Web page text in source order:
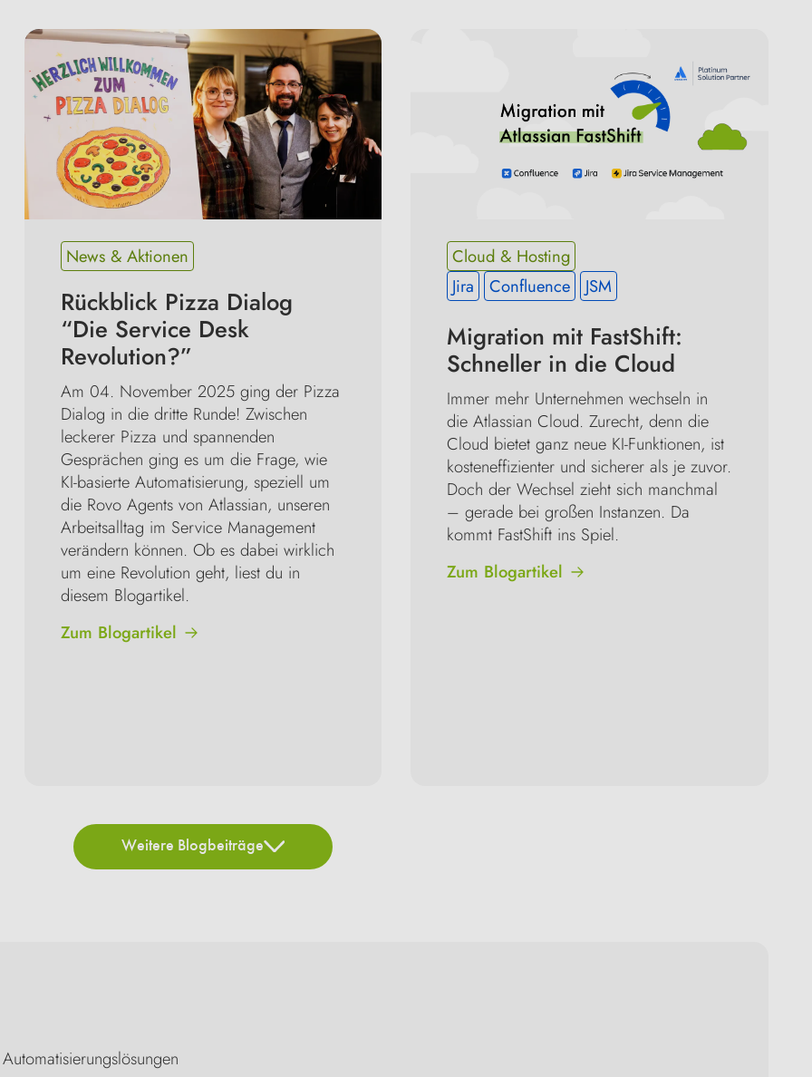
News & Aktionen
Rückblick Pizza Dialog
“Die Service Desk
Revolution?”
Am 04. November 2025 ging der Pizza
Dialog in die dritte Runde! Zwischen
leckerer Pizza und spannenden
Gesprächen ging es um die Frage, wie
KI-basierte Automatisierung, speziell um
die Rovo Agents von Atlassian, unseren
Arbeitsalltag im Service Management
verändern können. Ob es dabei wirklich
um eine Revolution geht, liest du in
diesem Blogartikel.
Zum Blogartikel
Cloud & Hosting
Jira
Confluence JSM
Migration mit FastShift:
Schneller in die Cloud
Immer mehr Unternehmen wechseln in
die Atlassian Cloud. Zurecht, denn die
Cloud bietet ganz neue KI-Funktionen, ist
kosteneffizienter und sicherer als je zuvor.
Doch der Wechsel zieht sich manchmal
– gerade bei großen Instanzen. Da
kommt FastShift ins Spiel.
Zum Blogartikel
Weitere Blogbeiträge